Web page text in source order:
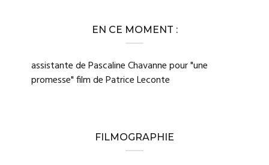
EN CE MOMENT :
assistante de Pascaline Chavanne pour "une
promesse" film de Patrice Leconte
FILMOGRAPHIE